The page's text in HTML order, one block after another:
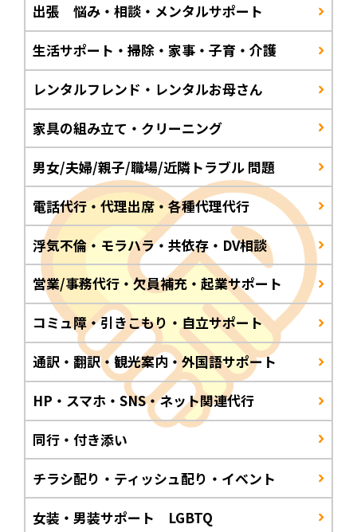
出張 悩み・相談・メンタルサポート
生活サポート・掃除・家事・子育・介護
レンタルフレンド・レンタルお母さん
家具の組み立て・クリーニング
男女/夫婦/親子/職場/近隣トラブル 問題
電話代行・代理出席・各種代理代行
浮気不倫・モラハラ・共依存・DV相談
営業/事務代行・欠員補充・起業サポート
コミュ障・引きこもり・自立サポート
通訳・翻訳・観光案内・外国語サポート
HP・スマホ・SNS・ネット関連代行
同行・付き添い
チラシ配り・ティッシュ配り・イベント
女装・男装サポート LGBTQ